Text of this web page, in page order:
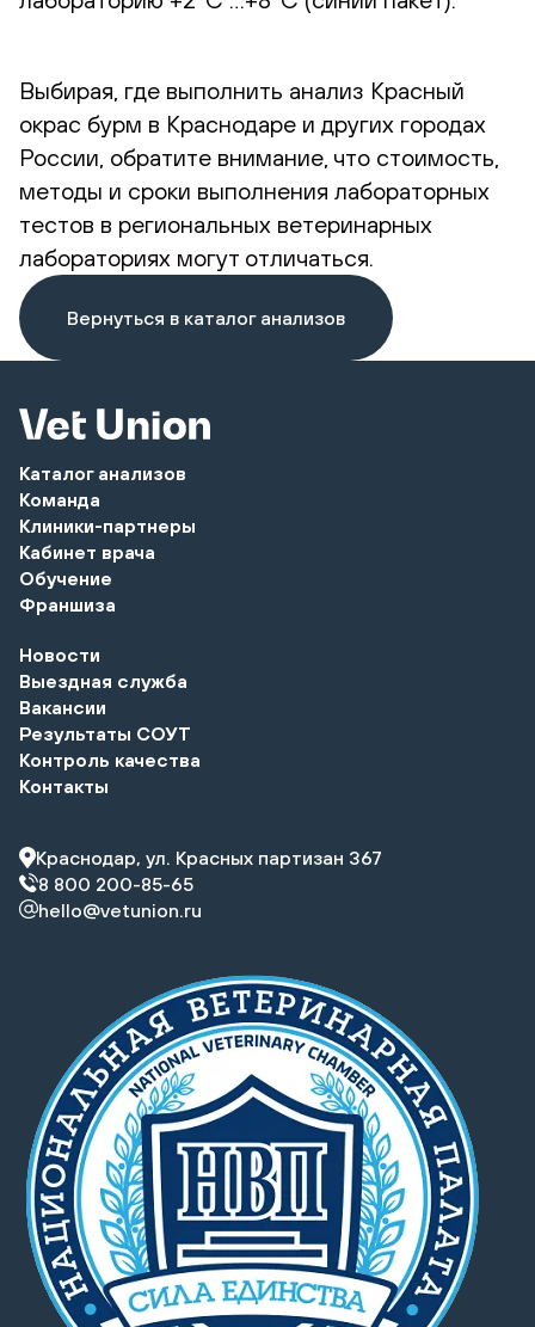
Выбирая, где выполнить анализ Красный
окрас бурм в Краснодаре и других городах
России, обратите внимание, что стоимость,
методы и сроки выполнения лабораторных
тестов в региональных ветеринарных
лабораториях могут отличаться.
Вернуться в каталог анализов
Каталог анализов
Команда
Клиники-партнеры
Кабинет врача
Обучение
Франшиза
Новости
Выездная служба
Вакансии
Результаты СОУТ
Контроль качества
Контакты
Краснодар, ул. Красных партизан 367
8 800 200-85-65
hello@vetunion.ru